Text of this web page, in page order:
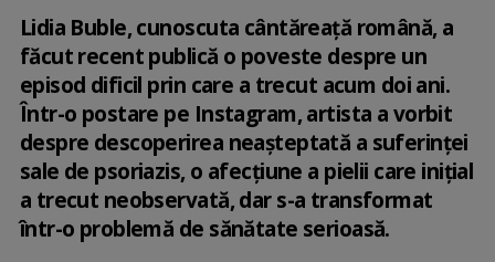
Lidia Buble, cunoscuta cântăreață română, a
făcut recent publică o poveste despre un
episod dificil prin care a trecut acum doi ani.
Într-o postare pe Instagram, artista a vorbit
despre descoperirea neașteptată a suferinței
sale de psoriazis, o afecțiune a pielii care inițial
a trecut neobservată, dar s-a transformat
într-o problemă de sănătate serioasă.